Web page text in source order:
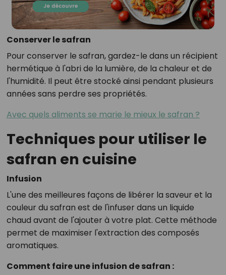
Conserver le safran
Pour conserver le safran, gardez-le dans un récipient
hermétique à l'abri de la lumière, de la chaleur et de
l'humidité. Il peut être stocké ainsi pendant plusieurs
années sans perdre ses propriétés.
Avec quels aliments se marie le mieux le safran ?
Techniques pour utiliser le
safran en cuisine
Infusion
L'une des meilleures façons de libérer la saveur et la
couleur du safran est de l'infuser dans un liquide
chaud avant de l'ajouter à votre plat. Cette méthode
permet de maximiser l'extraction des composés
aromatiques.
Comment faire une infusion de safran :